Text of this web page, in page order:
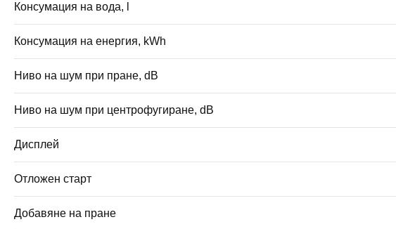
Консумация на вода, l
Консумация на енергия, kWh
Ниво на шум при пране, dB
Ниво на шум при центрофугиране, dB
Дисплей
Отложен старт
Добавяне на пране